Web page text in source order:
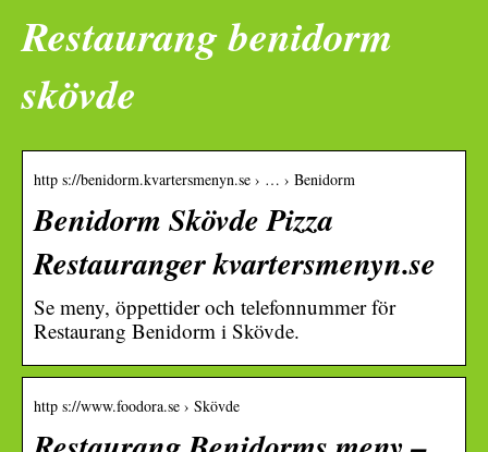
Restaurang benidorm
skövde
http s://benidorm.kvartersmenyn.se › … › Benidorm
Benidorm Skövde Pizza
Restauranger kvartersmenyn.se
Se meny, öppettider och telefonnummer för
Restaurang Benidorm i Skövde.
http s://www.foodora.se › Skövde